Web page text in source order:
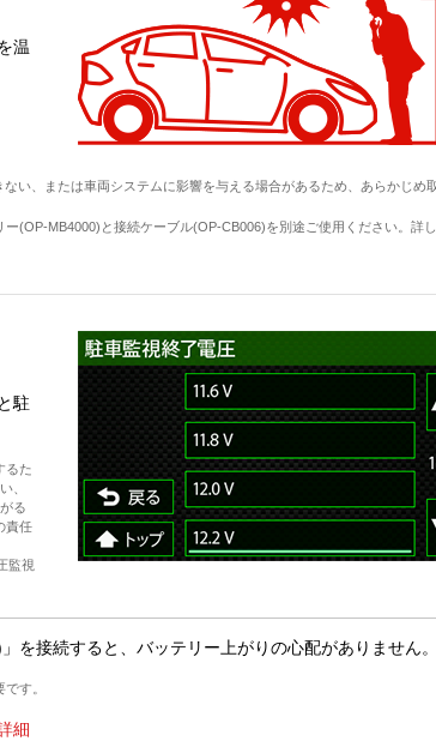
温
い、または車両システムに影響を与える場合があるため、あらかじめ
(OP-MB4000)と接続ケーブル(OP-CB006)を別途ご使用ください。詳
駐
るた
、
る
責任
監視
を接続すると、バッテリー上がりの心配がありません
す。
細